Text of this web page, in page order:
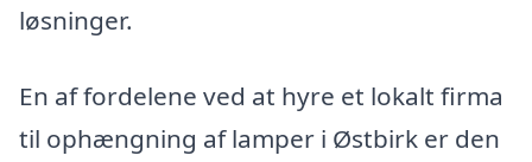
løsninger.
En af fordelene ved at hyre et lokalt firma
til ophængning af lamper i Østbirk er den